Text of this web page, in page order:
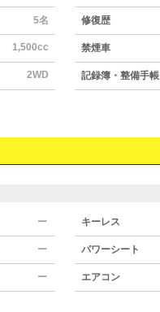
5名
1,500cc
2WD
修復歴
禁煙車
記録簿・整備手帳
ー キーレス
ー パワーシート
ー エアコン